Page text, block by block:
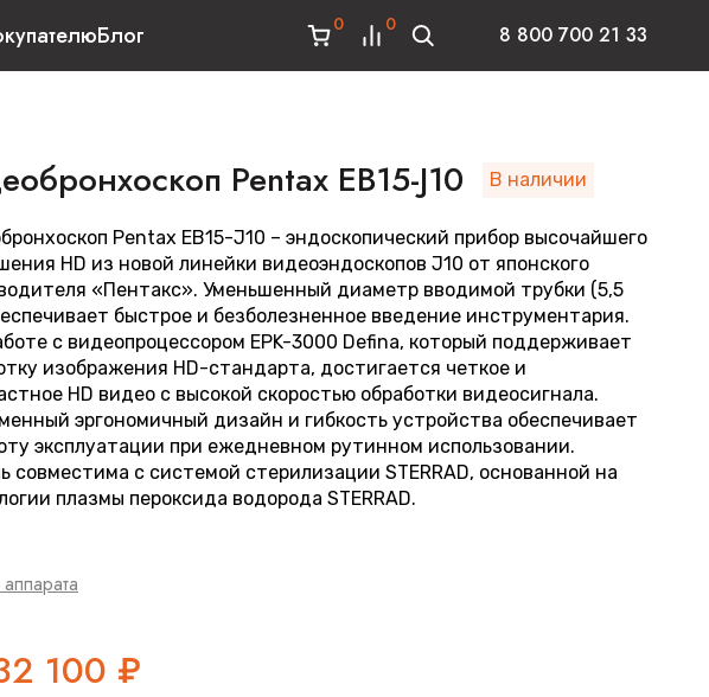
Блог 0 0 8 800 700 21 33
Pentax EB15-J10 В наличии
Pentax EB15-J10 – эндоскопический прибор высочайшего
HD из новой линейки видеоэндоскопов J10 от японского
«Пентакс». Уменьшенный диаметр вводимой трубки (5,5
быстрое и безболезненное введение инструментария.
с видеопроцессором EPK-3000 Defina, который поддерживает
изображения HD-стандарта, достигается четкое и
HD видео с высокой скоростью обработки видеосигнала.
эргономичный дизайн и гибкость устройства обеспечивает
эксплуатации при ежедневном рутинном использовании.
совместима с системой стерилизации STERRAD, основанной на
плазмы пероксида водорода STERRAD.
100 ₽